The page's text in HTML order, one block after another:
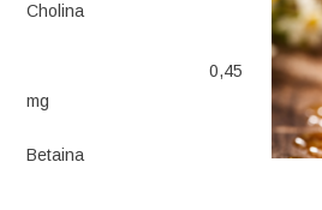
Cholina
0,45
mg
Betaina
0,35